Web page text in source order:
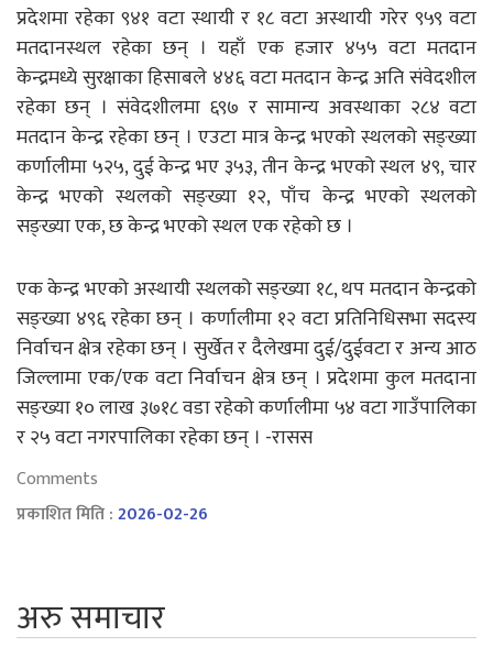
प्रदेशमा रहेका ९४१ वटा स्थायी र १८ वटा अस्थायी गरेर ९५९ वटा
मतदानस्थल रहेका छन् । यहाँ एक हजार ४५५ वटा मतदान
केन्द्रमध्ये सुरक्षाका हिसाबले ४४६ वटा मतदान केन्द्र अति संवेदशील
रहेका छन् । संवेदशीलमा ६९७ र सामान्य अवस्थाका २८४ वटा
मतदान केन्द्र रहेका छन् । एउटा मात्र केन्द्र भएको स्थलको सङ्ख्या
कर्णालीमा ५२५, दुई केन्द्र भए ३५३, तीन केन्द्र भएको स्थल ४९, चार
केन्द्र भएको स्थलको सङ्ख्या १२, पाँच केन्द्र भएको स्थलको
सङ्ख्या एक, छ केन्द्र भएको स्थल एक रहेको छ ।
एक केन्द्र भएको अस्थायी स्थलको सङ्ख्या १८, थप मतदान केन्द्रको
सङ्ख्या ४९६ रहेका छन् । कर्णालीमा १२ वटा प्रतिनिधिसभा सदस्य
निर्वाचन क्षेत्र रहेका छन् । सुर्खेत र दैलेखमा दुई/दुईवटा र अन्य आठ
जिल्लामा एक/एक वटा निर्वाचन क्षेत्र छन् । प्रदेशमा कुल मतदाना
सङ्ख्या १० लाख ३७१८ वडा रहेको कर्णालीमा ५४ वटा गाउँपालिका
र २५ वटा नगरपालिका रहेका छन् । -रासस
Comments
प्रकाशित मिति :2026-02-26
अरु समाचार